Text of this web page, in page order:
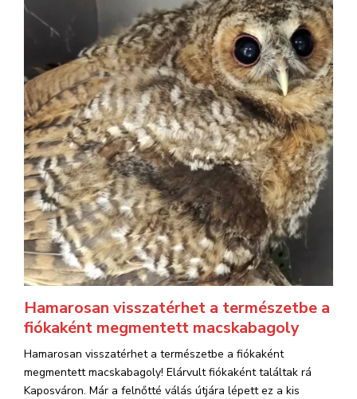
Hamarosan visszatérhet a természetbe a
fiókaként megmentett macskabagoly
Hamarosan visszatérhet a természetbe a fiókaként
megmentett macskabagoly! Elárvult fiókaként találtak rá
Kaposváron. Már a felnőtté válás útjára lépett ez a kis